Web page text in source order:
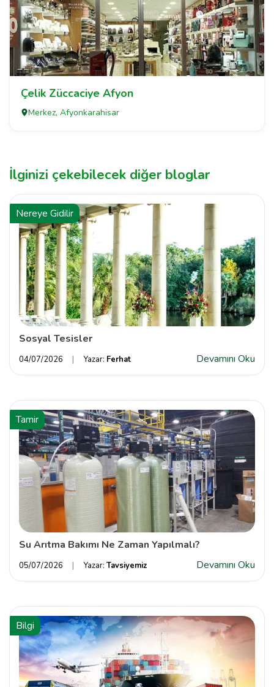
Çelik Züccaciye Afyon
Merkez, Afyonkarahisar
İlginizi çekebilecek diğer bloglar
Nereye Gidilir
Sosyal Tesisler
04/07/2026 Yazar: Ferhat Devamını Oku
Tamir
Su Arıtma Bakımı Ne Zaman Yapılmalı?
05/07/2026 Yazar: Tavsiyemiz Devamını Oku
Bilgi